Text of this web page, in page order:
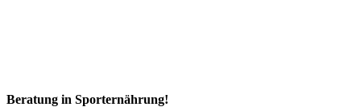
Beratung in Sporternährung!